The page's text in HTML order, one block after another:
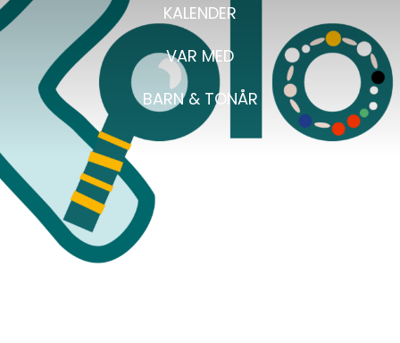
KALENDER
VAR MED
BARN & TONÅR